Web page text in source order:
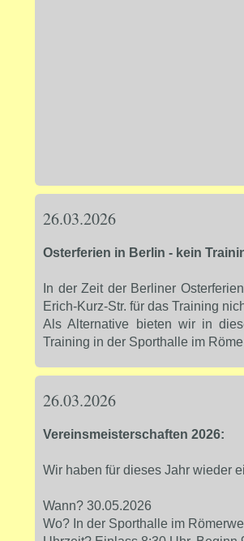
26.03.2026
Osterferien in Berlin - kein
In der Zeit der Berliner
Erich-Kurz-Str. für das Training
Als Alternative bieten wir in
Training in der Sporthalle im
26.03.2026
Vereinsmeisterschaften 2026:
Wir haben für dieses Jahr wieder
Wann? 30.05.2026
Wo? In der Sporthalle im